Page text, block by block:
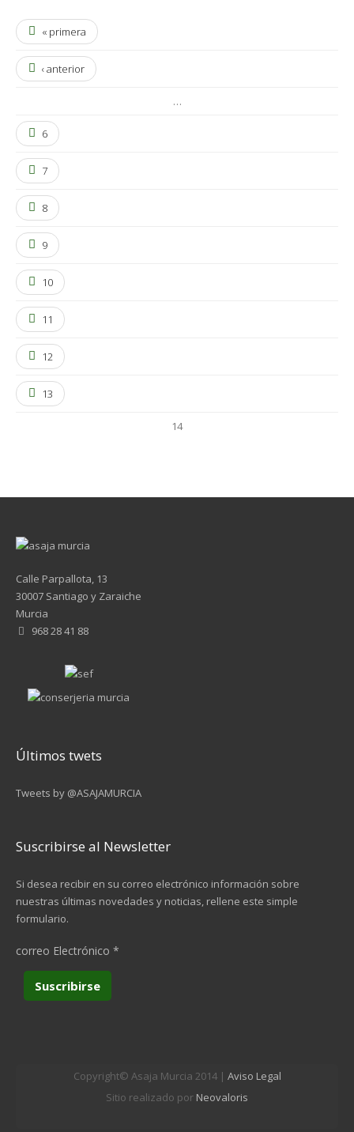
« primera
‹ anterior
…
6
7
8
9
10
11
12
13
14
Calle Parpallota, 13
30007 Santiago y Zaraiche
Murcia
968 28 41 88
Últimos twets
Tweets by @ASAJAMURCIA
Suscribirse al Newsletter
Si desea recibir en su correo electrónico información sobre
nuestras últimas novedades y noticias, rellene este simple
formulario.
correo Electrónico *
Copyright© Asaja Murcia 2014 | Aviso Legal
Sitio realizado por Neovaloris